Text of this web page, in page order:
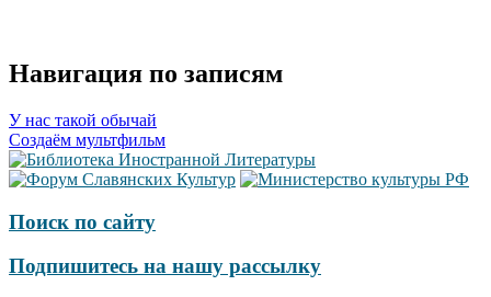
Навигация по записям
У нас такой обычай
Создаём мультфильм
Поиск по сайту
Подпишитесь на нашу рассылку